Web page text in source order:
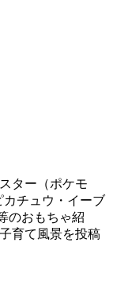
ター（ポケモ
カチュウ・イーブ
のおもちゃ紹
育て風景を投稿